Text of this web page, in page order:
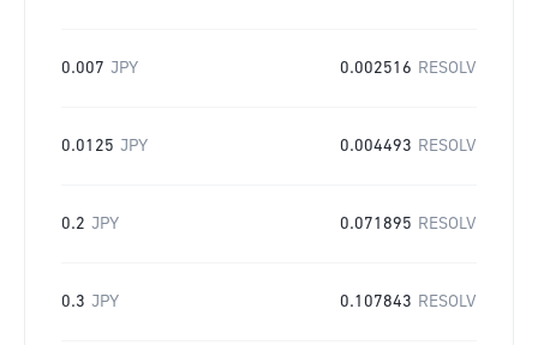
0.007 JPY 0.002516 RESOLV
0.0125 JPY 0.004493 RESOLV
0.2 JPY 0.071895 RESOLV
0.3 JPY 0.107843 RESOLV